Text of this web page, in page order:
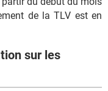
de la TLV est en
sur les